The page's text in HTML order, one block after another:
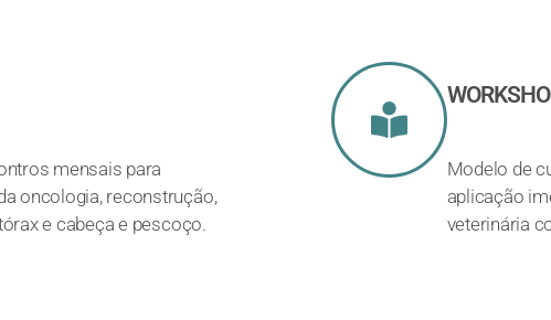
mensais para
oncologia, reconstrução,
e cabeça e pescoço.
Modelo de
aplicação
veterinária